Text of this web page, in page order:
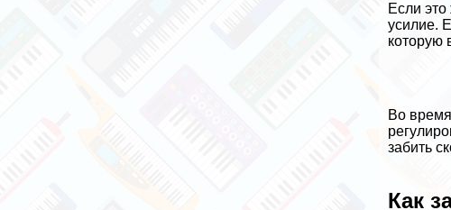
Если
усилие.
которую
Во
забить
Как